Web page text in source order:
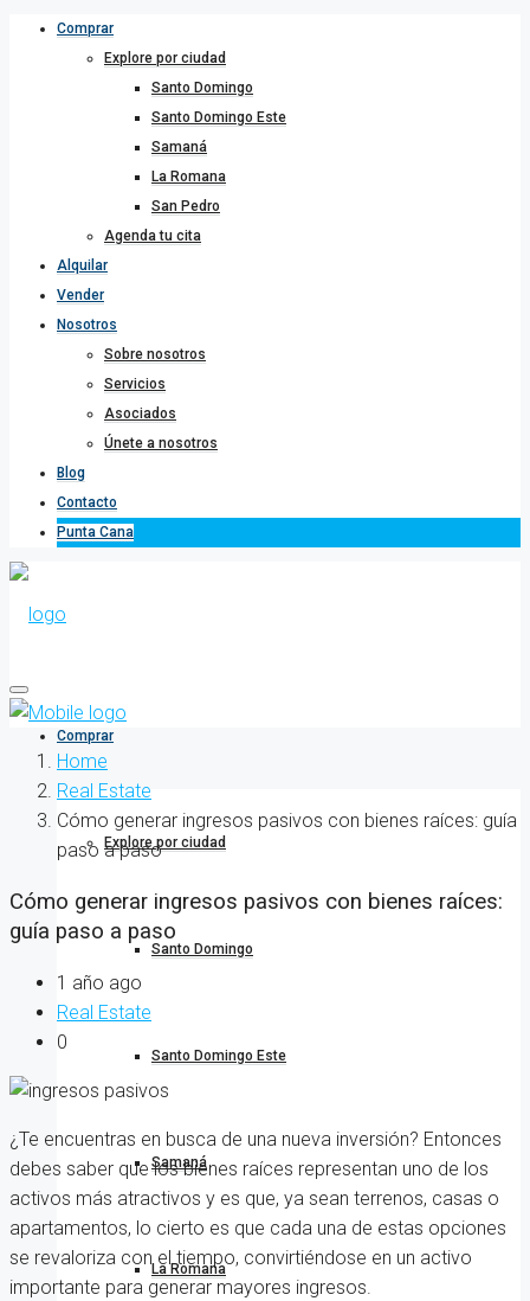
Comprar
Explore por ciudad
Santo Domingo
Santo Domingo Este
Samaná
La Romana
San Pedro
Agenda tu cita
Alquilar
Vender
Nosotros
Sobre nosotros
Servicios
Asociados
Únete a nosotros
Blog
Contacto
Punta Cana
Comprar
Explore por ciudad
Santo Domingo
Santo Domingo Este
Samaná
La Romana
Home
Real Estate
Cómo generar ingresos pasivos con bienes raíces: guía
paso a paso
Cómo generar ingresos pasivos con bienes raíces:
guía paso a paso
1 año ago
Real Estate
0
¿Te encuentras en busca de una nueva inversión? Entonces
debes saber que los bienes raíces representan uno de los
activos más atractivos y es que, ya sean terrenos, casas o
apartamentos, lo cierto es que cada una de estas opciones
se revaloriza con el tiempo, convirtiéndose en un activo
importante para generar mayores ingresos.